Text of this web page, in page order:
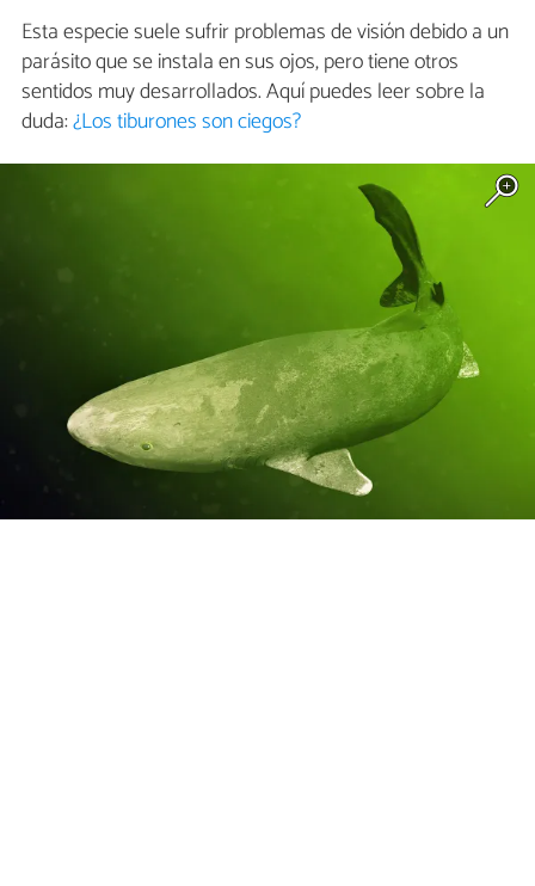
Esta especie suele sufrir problemas de visión debido a un
parásito que se instala en sus ojos, pero tiene otros
sentidos muy desarrollados. Aquí puedes leer sobre la
duda:¿Los tiburones son ciegos?